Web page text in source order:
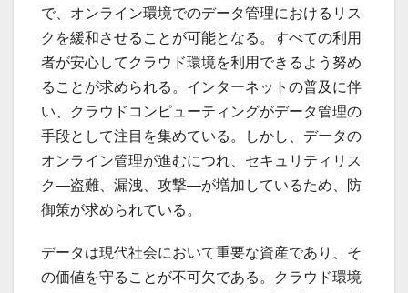
で、オンライン環境でのデータ管理におけるリス
クを緩和させることが可能となる。すべての利用
者が安心してクラウド環境を利用できるよう努め
ることが求められる。インターネットの普及に伴
い、クラウドコンピューティングがデータ管理の
手段として注目を集めている。しかし、データの
オンライン管理が進むにつれ、セキュリティリス
ク—盗難、漏洩、攻撃—が増加しているため、防
御策が求められている。
データは現代社会において重要な資産であり、そ
の価値を守ることが不可欠である。クラウド環境